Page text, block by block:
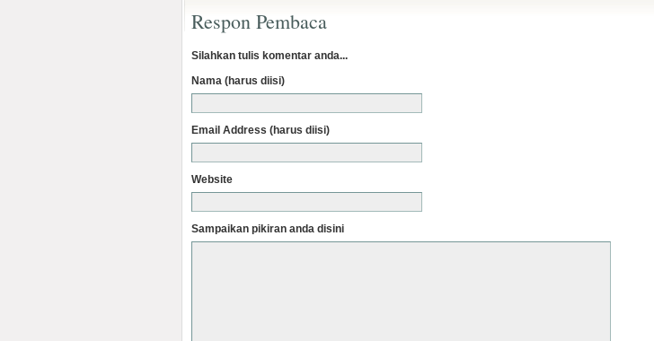
Respon Pembaca
Silahkan tulis komentar anda...
Nama (harus diisi)
Email Address (harus diisi)
Website
Sampaikan pikiran anda disini